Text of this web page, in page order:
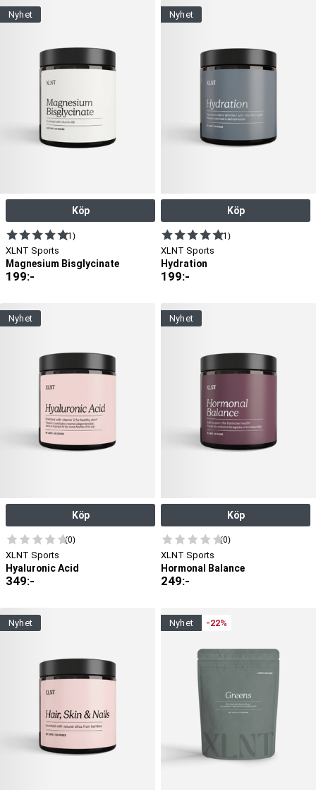
nyhet
Köp
(1)
XLNT Sports
Magnesium Bisglycinate
199:-
nyhet
Köp
(1)
XLNT Sports
Hydration
199:-
nyhet
Köp
(0)
XLNT Sports
Hyaluronic Acid
349:-
nyhet
Köp
(0)
XLNT Sports
Hormonal Balance
249:-
nyhet nyhet -22%